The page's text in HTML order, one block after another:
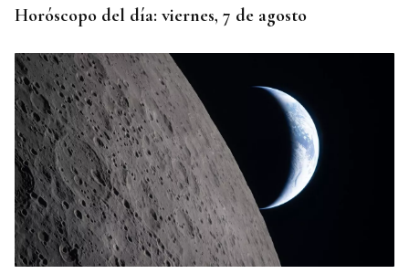
Horóscopo del día: viernes, 7 de agosto